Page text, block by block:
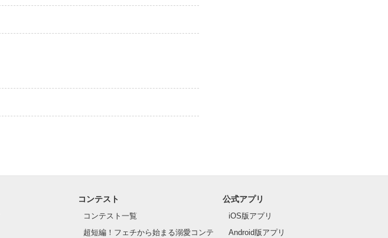
コンテスト
コンテスト一覧
超短編！フェチから始まる溺愛コンテ
公式アプリ
iOS版アプリ
Android版アプリ